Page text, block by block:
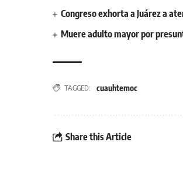
Congreso exhorta a Juárez a
Muere adulto mayor por
TAGGED: cuauhtemoc
Share this Article